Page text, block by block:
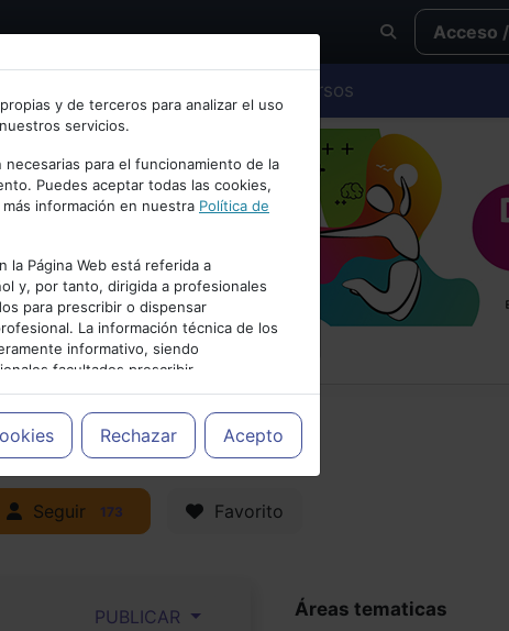
Cancelar
Acceso
Cursos
y de terceros para analizar el uso
servicios.
para el funcionamiento de la
Puedes aceptar todas las cookies,
información en nuestra Política de
la Página Web está referida a
y, por tanto, dirigida a profesionales
para prescribir o dispensar
La información técnica de los
informativo, siendo
facultados prescribir
caso concreto, el tratamiento más
paciente.
Rechazar Acepto
PUBLICIDAD
Seguir 173 Favorito
PUBLICAR Áreas tematicas